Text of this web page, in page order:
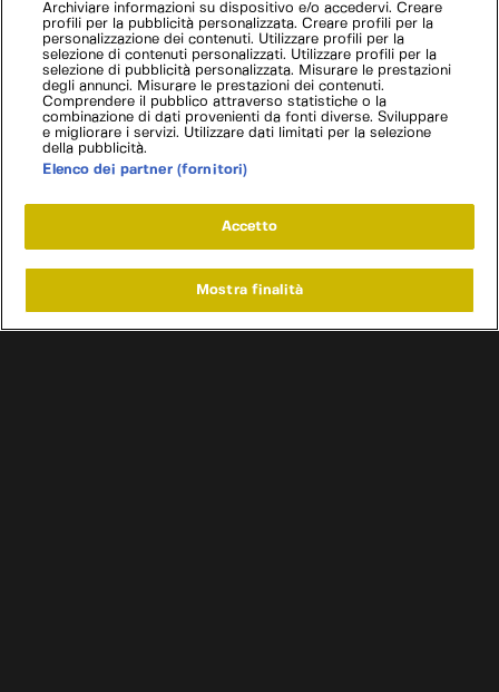
Archiviare informazioni su dispositivo e/o accedervi. Creare
profili per la pubblicità personalizzata. Creare profili per la
personalizzazione dei contenuti. Utilizzare profili per la
selezione di contenuti personalizzati. Utilizzare profili per la
selezione di pubblicità personalizzata. Misurare le prestazioni
degli annunci. Misurare le prestazioni dei contenuti.
Comprendere il pubblico attraverso statistiche o la
combinazione di dati provenienti da fonti diverse. Sviluppare
e migliorare i servizi. Utilizzare dati limitati per la selezione
della pubblicità.
Elenco dei partner (fornitori)
Accetto
Mostra finalità